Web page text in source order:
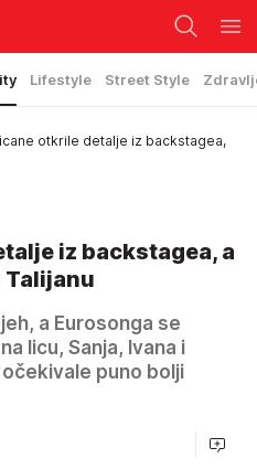
Lifestyle Street Style
otkrile detalje iz backstagea,
iz backstagea, a
Talijanu
a Eurosonga se
licu, Sanja, Ivana i
puno bolji